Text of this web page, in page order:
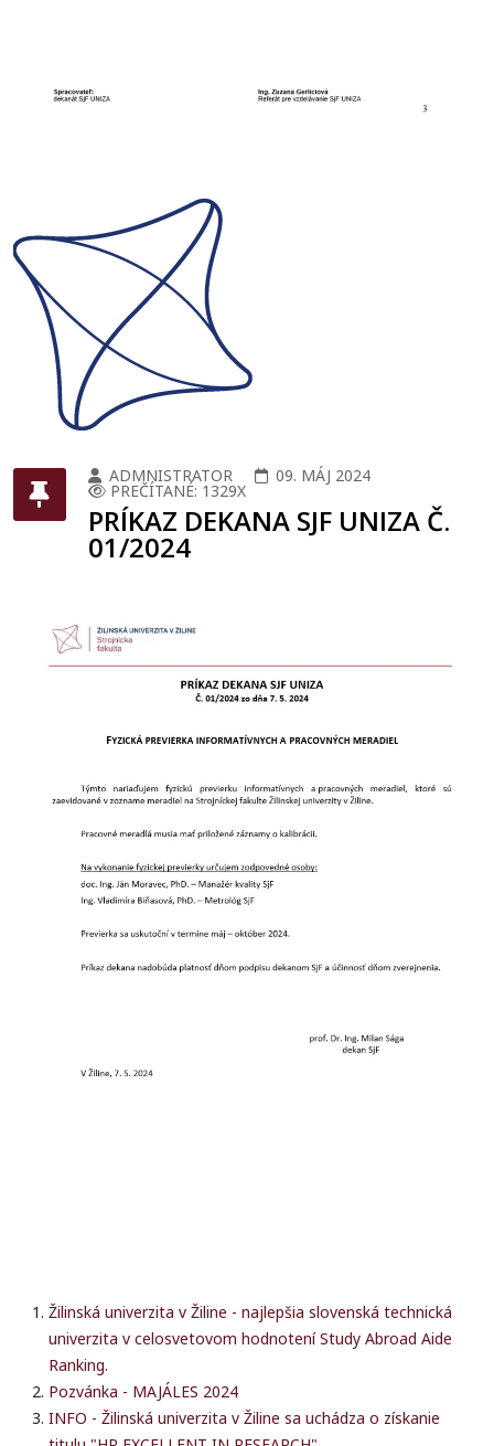
ADMNISTRATOR 09. MÁJ 2024
PREČÍTANÉ: 1329X
PRÍKAZ DEKANA SJF UNIZA Č.
01/2024
Žilinská univerzita v Žiline - najlepšia slovenská technická
univerzita v celosvetovom hodnotení Study Abroad Aide
Ranking.
Pozvánka - MAJÁLES 2024
INFO - Žilinská univerzita v Žiline sa uchádza o získanie